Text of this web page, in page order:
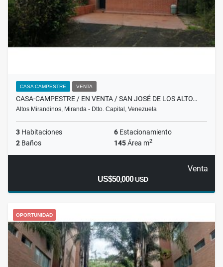
CASA CAMPESTRE VENTA
CASA-CAMPESTRE / EN VENTA / SAN JOSÉ DE LOS ALTO…
Altos Mirandinos, Miranda - Dtto. Capital, Venezuela
3 Habitaciones 6 Estacionamiento
2 Baños 145Área m2
Venta
US$50,000USD
OPORTUNIDAD